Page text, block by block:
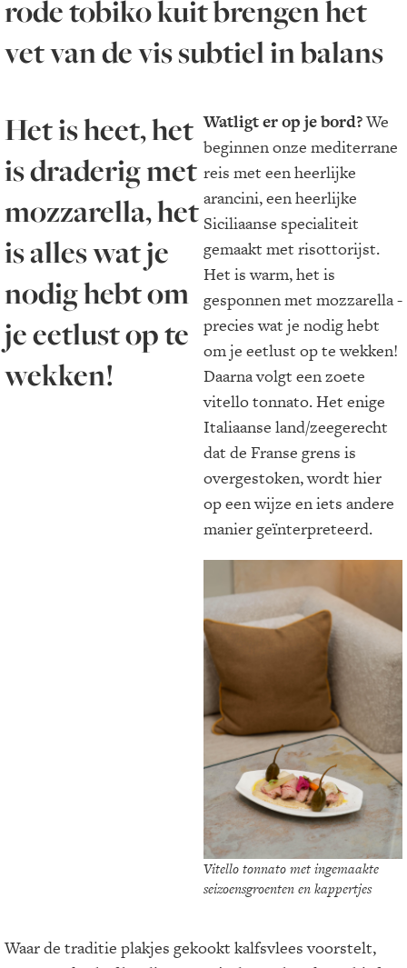
rode tobiko kuit brengen het
vet van de vis subtiel in balans
Watligt er op je bord?We
beginnen onze mediterrane
reis met een heerlijke
arancini, een heerlijke
Siciliaanse specialiteit
gemaakt met risottorijst.
Het is warm, het is
gesponnen met mozzarella -
precies wat je nodig hebt
om je eetlust op te wekken!
Daarna volgt een zoete
vitello tonnato. Het enige
Italiaanse land/zeegerecht
dat de Franse grens is
overgestoken, wordt hier
op een wijze en iets andere
manier geïnterpreteerd.
Vitello tonnato met ingemaakte
seizoensgroenten en kappertjes
Het is heet, het
is draderig met
mozzarella, het
is alles wat je
nodig hebt om
je eetlust op te
wekken!
Waar de traditie plakjes gekookt kalfsvlees voorstelt,